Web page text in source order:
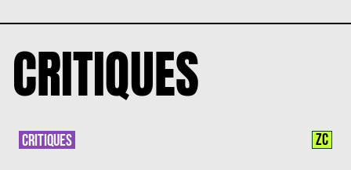
CRITIQUES
CRITIQUES ZC